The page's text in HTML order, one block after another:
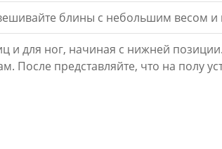
блины с небольшим весом и
и для ног, начиная с нижней
После представляйте, что на полу